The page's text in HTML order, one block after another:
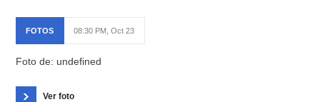
FOTOS 08:30 PM, Oct 23
Foto de: undefined
Ver foto